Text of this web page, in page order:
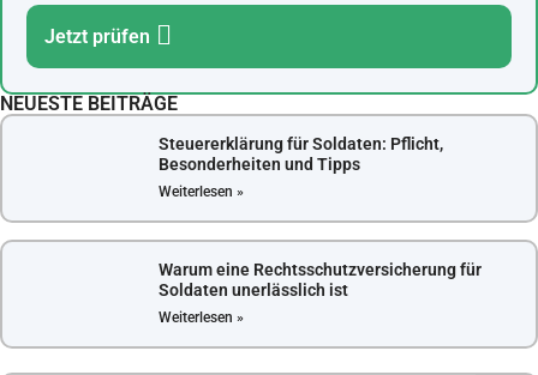
Jetzt prüfen
NEUESTE BEITRÄGE
Steuererklärung für Soldaten: Pflicht,
Besonderheiten und Tipps
Weiterlesen »
Warum eine Rechtsschutzversicherung für
Soldaten unerlässlich ist
Weiterlesen »